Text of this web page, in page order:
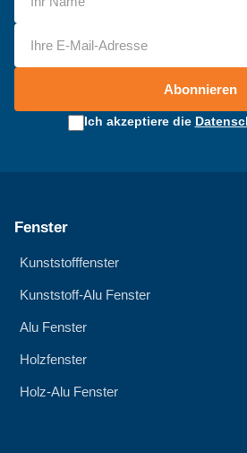
Abonnieren
Ich akzeptiere die
Fenster
Kunststofffenster
Kunststoff-Alu Fenster
Alu Fenster
Holzfenster
Holz-Alu Fenster